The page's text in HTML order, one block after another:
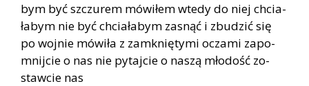
bym być szczu­rem mó­wi­łem wte­dy do niej chcia­
ła­bym nie być chcia­ła­bym za­snąć i zbu­dzić się
po woj­nie mó­wi­ła z za­mknię­ty­mi ocza­mi za­po­
mnij­cie o nas nie py­taj­cie o na­szą mło­dość zo­
staw­cie nas